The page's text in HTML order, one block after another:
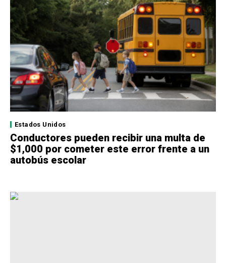
Estados Unidos
Conductores pueden recibir una multa de
$1,000 por cometer este error frente a un
autobús escolar